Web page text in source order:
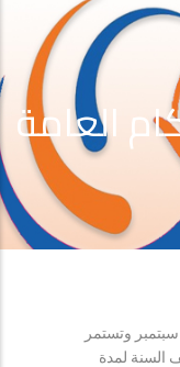
العامة
وتستمر
السنة لمدة